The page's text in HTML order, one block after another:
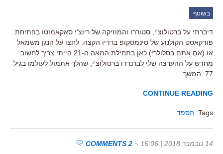
בשוטף
דיברתי על ברטולוצ'י, סטוררו והמוזיקה של ריוצ'י סאקאמוטו בפתיחת
פודקאסט הקולנוע של סינמסקופ ברדיו הקצה. לחצו על הנגן משמאל
או (אם אתם בסלולרי) כאן בתחילת המאה ה-21 הייתי צריך לחשוב
מחדש על ההערצה שלי לברנרדו ברטולוצ'י, שהלך אתמול לעולמו בגיל
77. המשך…
CONTINUE READING
Tags: הספד
14 נובמבר 2018 | 16:06 ~
2 COMMENTS